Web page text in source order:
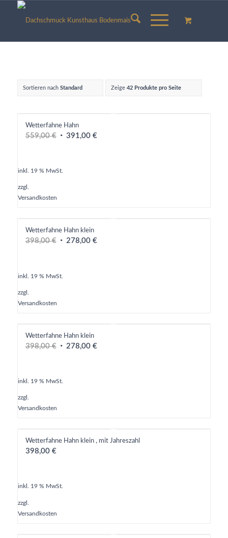
Sortieren nach Standard Zeige 42 Produkte pro Seite
Wetterfahne Hahn
559,00€ Ursprünglicher
559,00 €
391,00 €Aktueller
inkl. 19 % MwSt.
zzgl.
Versandkosten
Wetterfahne Hahn klein
398,00€ Ursprünglicher
398,00 €
278,00 €Aktueller
inkl. 19 % MwSt.
zzgl.
Versandkosten
Wetterfahne Hahn klein
398,00€ Ursprünglicher
398,00 €
278,00 €Aktueller
inkl. 19 % MwSt.
zzgl.
Versandkosten
Wetterfahne Hahn klein , mit Jahreszahl
398,00 €
inkl. 19 % MwSt.
zzgl.
Versandkosten